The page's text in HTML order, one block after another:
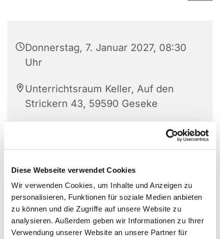
Diese Webseite verwendet Cookies
Wir verwenden Cookies, um Inhalte und Anzeigen zu
personalisieren, Funktionen für soziale Medien anbieten
zu können und die Zugriffe auf unsere Website zu
analysieren. Außerdem geben wir Informationen zu Ihrer
Verwendung unserer Website an unsere Partner für
Donnerstag, 7. Januar 2027, 08:30
Uhr
Unterrichtsraum Keller, Auf den
Strickern 43, 59590 Geseke